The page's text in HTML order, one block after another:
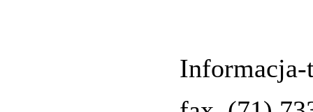
Informacja-